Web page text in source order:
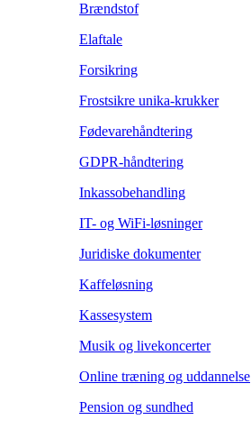
Brændstof
Elaftale
Forsikring
Frostsikre unika-krukker
Fødevarehåndtering
GDPR-håndtering
Inkassobehandling
IT- og WiFi-løsninger
Juridiske dokumenter
Kaffeløsning
Kassesystem
Musik og livekoncerter
Online træning og uddannelse
Pension og sundhed